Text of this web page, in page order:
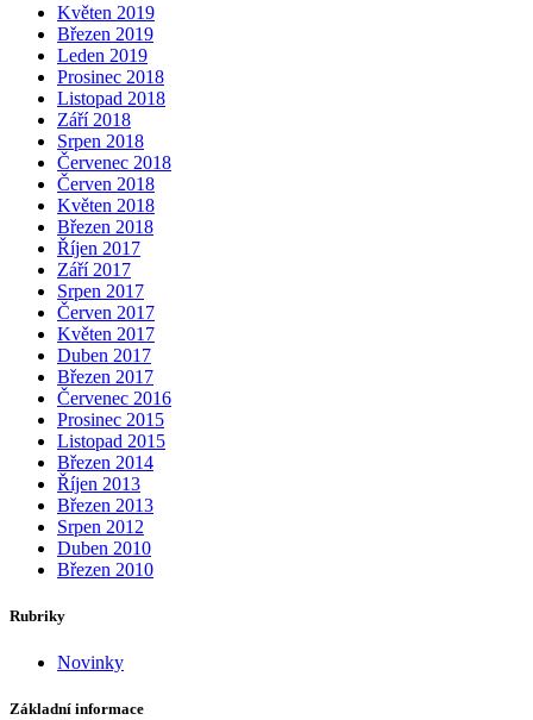
Květen 2019
Březen 2019
Leden 2019
Prosinec 2018
Listopad 2018
Září 2018
Srpen 2018
Červenec 2018
Červen 2018
Květen 2018
Březen 2018
Říjen 2017
Září 2017
Srpen 2017
Červen 2017
Květen 2017
Duben 2017
Březen 2017
Červenec 2016
Prosinec 2015
Listopad 2015
Březen 2014
Říjen 2013
Březen 2013
Srpen 2012
Duben 2010
Březen 2010
Rubriky
Novinky
Základní informace